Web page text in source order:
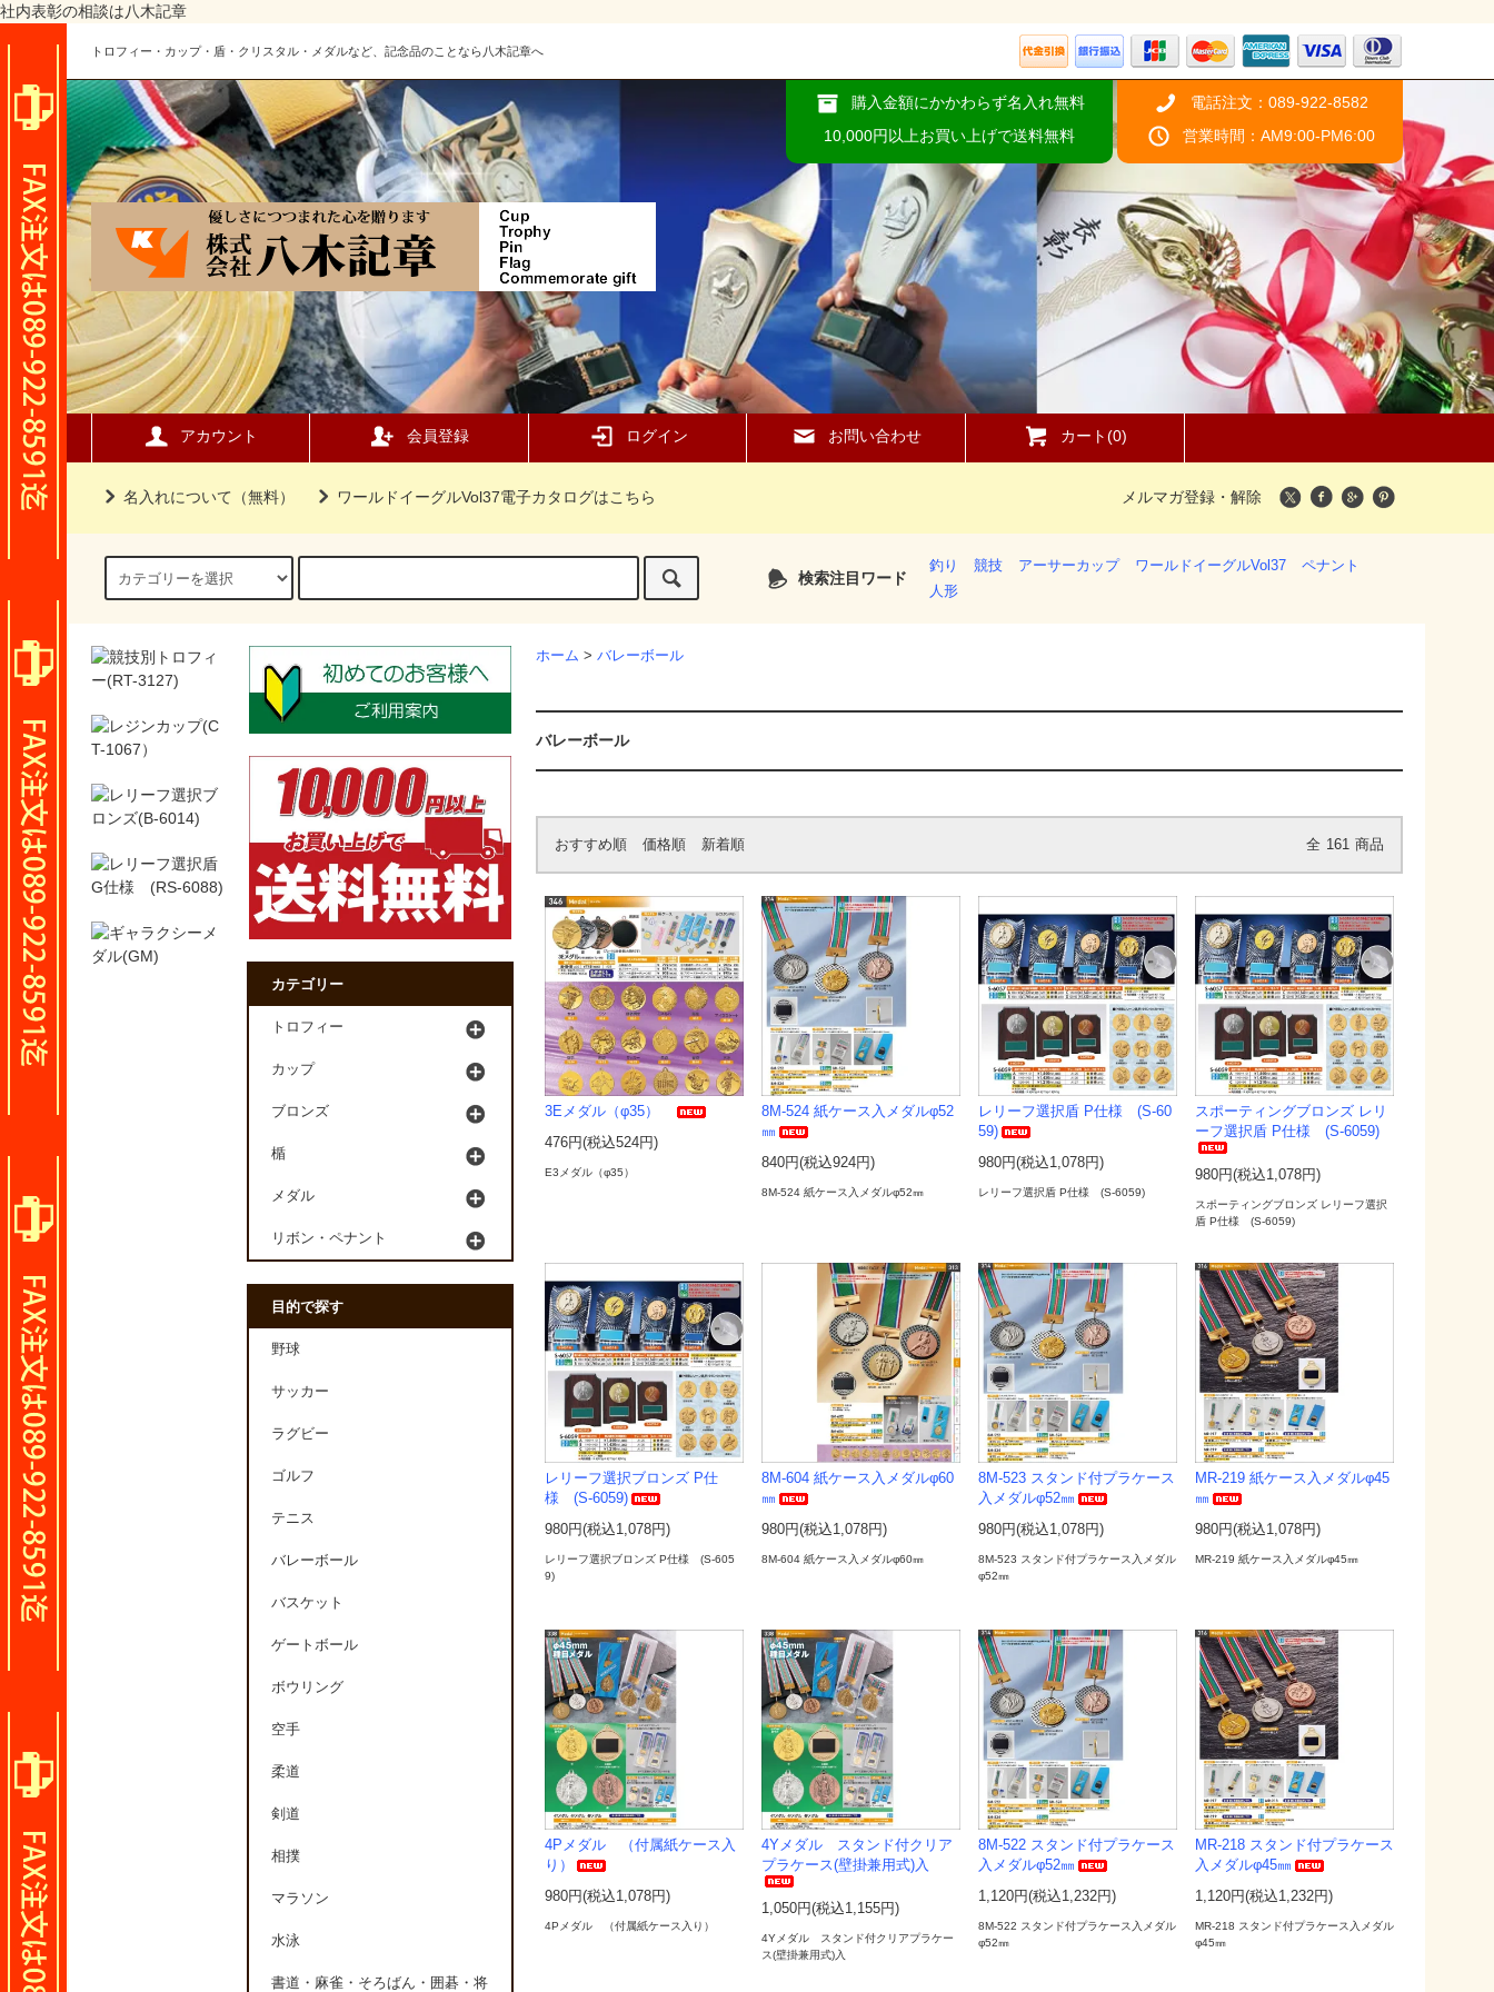
社内表彰の相談は八木記章
トロフィー・カップ・盾・クリスタル・メダルなど、記念品のことなら八木記章へ
購入金額にかかわらず名入れ無料
10,000円以上お買い上げで送料無料
電話注文：089-922-8582
営業時間：AM9:00-PM6:00
アカウント 会員登録 ログイン お問い合わせ カート(0)
名入れについて（無料） ワールドイーグルVol37電子カタログはこちら メルマガ登録・解除
検索注目ワード
釣り 競技 アーサーカップ ワールドイーグルVol37
ペナント
人形
ホーム > バレーボール
バレーボール
おすすめ順 価格順 新着順 全 161 商品
3Eメダル（φ35）
476円(税込524円)
E3メダル（φ35）
8M-524 紙ケース入メダルφ52
㎜
840円(税込924円)
8M-524 紙ケース入メダルφ52㎜
レリーフ選択盾 P仕様 (S-60
59)
980円(税込1,078円)
レリーフ選択盾 P仕様 (S-6059)
スポーティングブロンズ レリ
ーフ選択盾 P仕様 (S-6059)
980円(税込1,078円)
スポーティングブロンズ レリーフ選択
盾 P仕様 (S-6059)
レリーフ選択ブロンズ P仕
様 (S-6059)
980円(税込1,078円)
レリーフ選択ブロンズ P仕様 (S-605
9)
8M-604 紙ケース入メダルφ60
㎜
980円(税込1,078円)
8M-604 紙ケース入メダルφ60㎜
8M-523 スタンド付プラケース
入メダルφ52㎜
980円(税込1,078円)
8M-523 スタンド付プラケース入メダル
φ52㎜
MR-219 紙ケース入メダルφ45
㎜
980円(税込1,078円)
MR-219 紙ケース入メダルφ45㎜
4Pメダル （付属紙ケース入
り）
980円(税込1,078円)
4Pメダル （付属紙ケース入り）
4Yメダル スタンド付クリア
プラケース(壁掛兼用式)入
1,050円(税込1,155円)
4Yメダル スタンド付クリアプラケー
ス(壁掛兼用式)入
8M-522 スタンド付プラケース
入メダルφ52㎜
1,120円(税込1,232円)
8M-522 スタンド付プラケース入メダル
φ52㎜
MR-218 スタンド付プラケース
入メダルφ45㎜
1,120円(税込1,232円)
MR-218 スタンド付プラケース入メダル
φ45㎜
カテゴリー
トロフィー
カップ
ブロンズ
楯
メダル
リボン・ペナント
目的で探す
野球
サッカー
ラグビー
ゴルフ
テニス
バレーボール
バスケット
ゲートボール
ボウリング
空手
柔道
剣道
相撲
マラソン
水泳
書道・麻雀・そろばん・囲碁・将